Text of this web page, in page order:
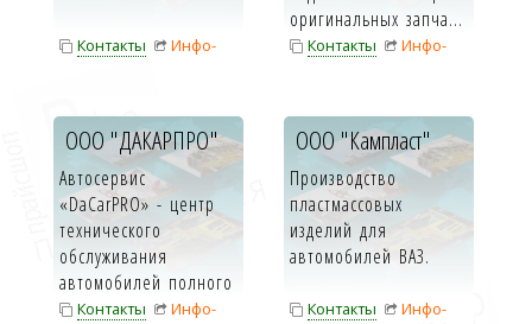
Контакты
Инфо-
оригинальных запча...
Контакты
Инфо-
ООО "ДАКАРПРО"
Автосервис
«DaCarPRO» - центр
технического
обслуживания
автомобилей полного
цикла, с опытом
Контакты
Инфо-
ООО "Кампласт"
Производство
пластмассовых
изделий для
автомобилей ВАЗ.
Контакты
Инфо-